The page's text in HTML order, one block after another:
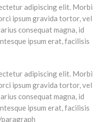
adipiscing elit. Morbi
ipsum gravida tortor, vel
consequat magna, id
ipsum erat, facilisis
adipiscing elit. Morbi
ipsum gravida tortor, vel
consequat magna, id
ipsum erat, facilisis